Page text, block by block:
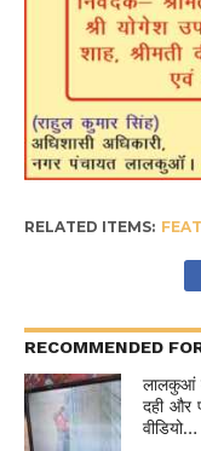
RELATED ITEMS:
RECOMMENDED
लालकुआं
दही और
वीडियो…